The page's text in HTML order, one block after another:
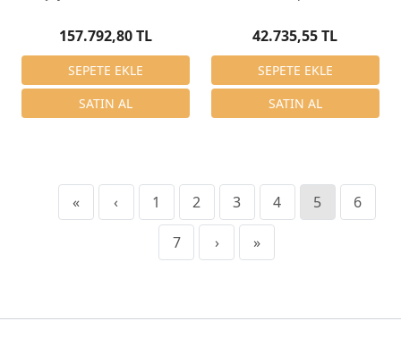
157.792,80 TL 42.735,55 TL
« ‹ 1 2 3 4 5 6
7 › »